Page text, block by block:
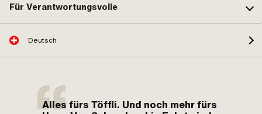
Für Verantwortungsvolle
Deutsch
Alles fürs Töffli. Und noch mehr fürs